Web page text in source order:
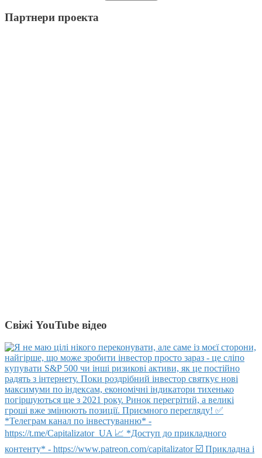
Партнери проекта
Свіжі YouTube відео